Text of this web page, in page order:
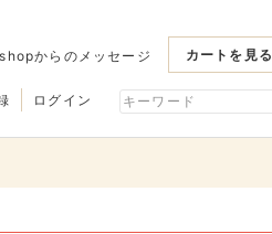
カートを見る
からのメッセージ
ログイン